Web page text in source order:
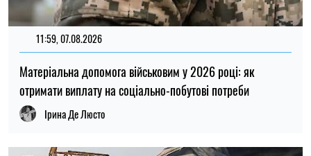
11:59, 07.08.2026
Матеріальна допомога військовим у 2026 році: як
отримати виплату на соціально-побутові потреби
Ірина Де Люсто